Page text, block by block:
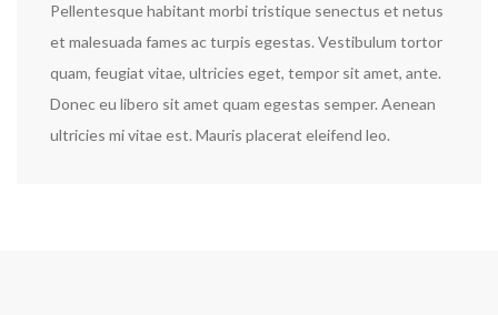
Pellentesque habitant morbi tristique senectus et netus
et malesuada fames ac turpis egestas. Vestibulum tortor
quam, feugiat vitae, ultricies eget, tempor sit amet, ante.
Donec eu libero sit amet quam egestas semper. Aenean
ultricies mi vitae est. Mauris placerat eleifend leo.